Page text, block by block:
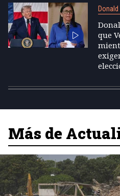
Donald
que
Más de